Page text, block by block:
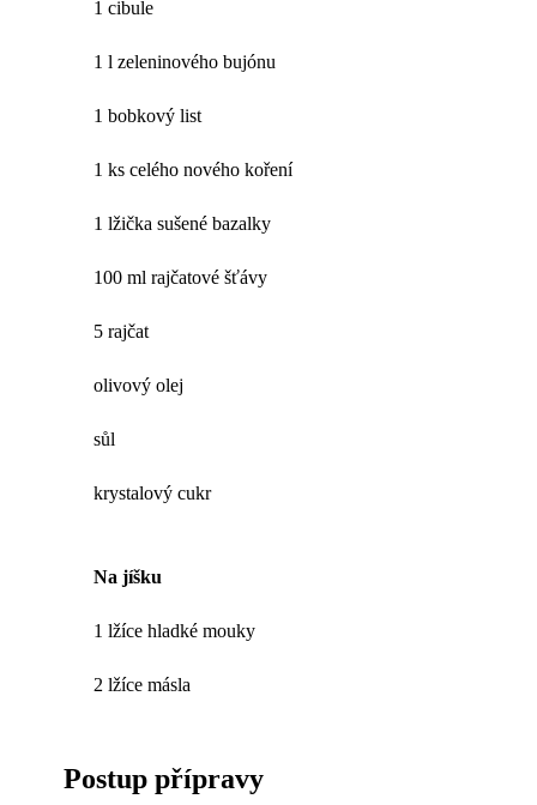
1 cibule
1 l zeleninového bujónu
1 bobkový list
1 ks celého nového koření
1 lžička sušené bazalky
100 ml rajčatové šťávy
5 rajčat
olivový olej
sůl
krystalový cukr
Na jíšku
1 lžíce hladké mouky
2 lžíce másla
Postup přípravy